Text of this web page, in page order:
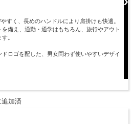
すく、長めのハンドルにより肩掛けも快適。
備え、通勤・通学はもちろん、旅行やアウト
。
ロゴを配した、男女問わず使いやすいデザイ
加済